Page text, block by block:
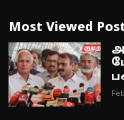
Most Viewed